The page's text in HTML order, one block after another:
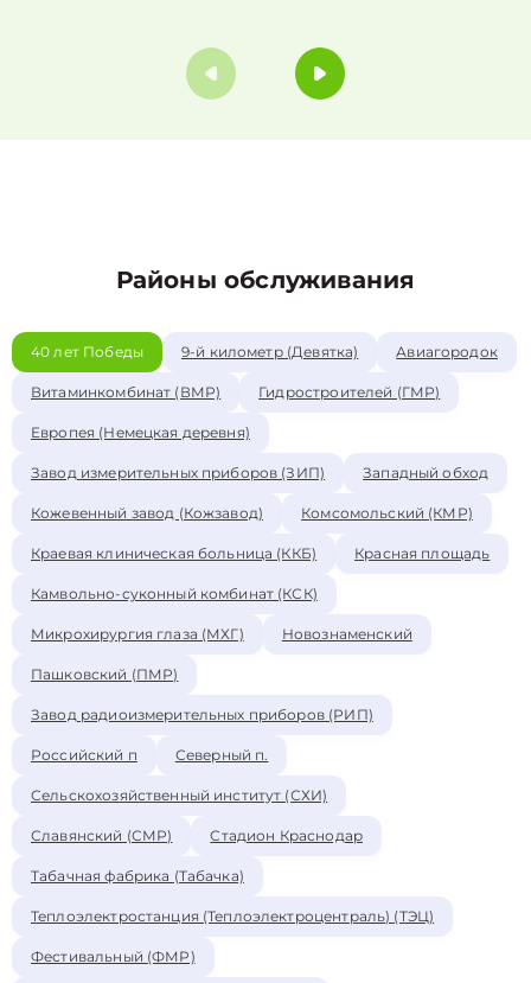
Районы обслуживания
40 лет Победы 9-й километр (Девятка) Авиагородок
Витаминкомбинат (ВМР) Гидростроителей (ГМР)
Европея (Немецкая деревня)
Завод измерительных приборов (ЗИП) Западный обход
Кожевенный завод (Кожзавод) Комсомольский (КМР)
Краевая клиническая больница (ККБ) Красная площадь
Камвольно-суконный комбинат (КСК)
Микрохирургия глаза (МХГ) Новознаменский
Пашковский (ПМР)
Завод радиоизмерительных приборов (РИП)
Российский п Северный п.
Сельскохозяйственный институт (СХИ)
Славянский (СМР) Стадион Краснодар
Табачная фабрика (Табачка)
Теплоэлектростанция (Теплоэлектроцентраль) (ТЭЦ)
Фестивальный (ФМР)